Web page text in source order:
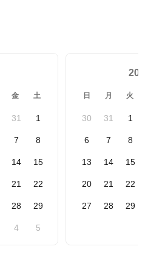
金 土
31 1
7 8
14 15
21 22
28 29
4 5
日 月 火
30 31 1
6 7 8
13 14 15
20 21 22
27 28 29